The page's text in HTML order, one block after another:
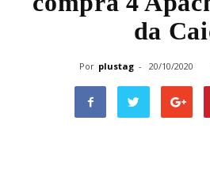
da
Por plustag - 20/10/2020